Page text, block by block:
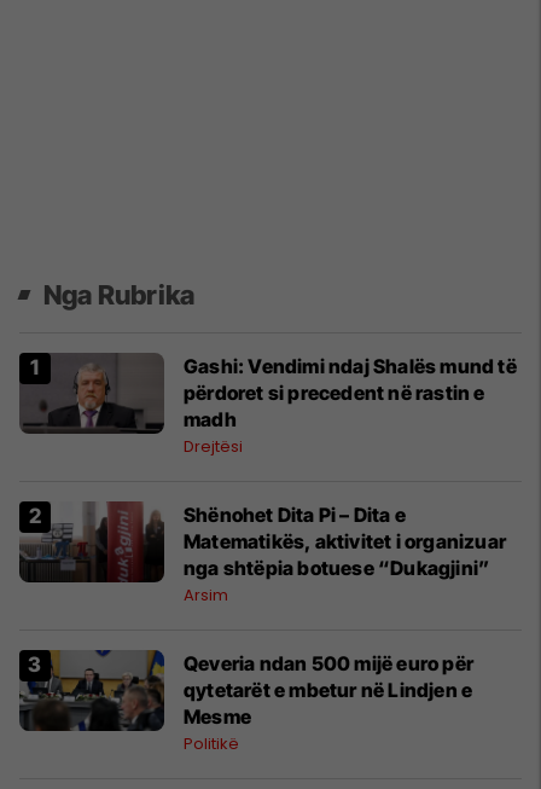
Nga Rubrika
Gashi: Vendimi ndaj Shalës mund të
përdoret si precedent në rastin e
madh
Drejtësi
Shënohet Dita Pi – Dita e
Matematikës, aktivitet i organizuar
nga shtëpia botuese “Dukagjini”
Arsim
Qeveria ndan 500 mijë euro për
qytetarët e mbetur në Lindjen e
Mesme
Politikë